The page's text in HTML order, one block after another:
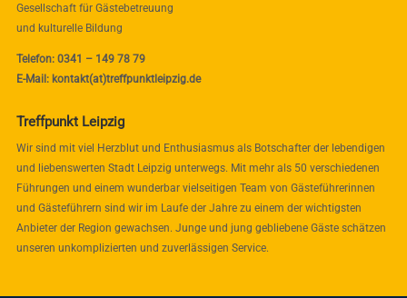
Gesellschaft für Gästebetreuung
und kulturelle Bildung
Telefon: 0341 – 149 78 79
E-Mail: kontakt(at)treffpunktleipzig.de
Treffpunkt Leipzig
Wir sind mit viel Herzblut und Enthusiasmus als Botschafter der lebendigen
und liebenswerten Stadt Leipzig unterwegs. Mit mehr als 50 verschiedenen
Führungen und einem wunderbar vielseitigen Team von Gästeführerinnen
und Gästeführern sind wir im Laufe der Jahre zu einem der wichtigsten
Anbieter der Region gewachsen. Junge und jung gebliebene Gäste schätzen
unseren unkomplizierten und zuverlässigen Service.